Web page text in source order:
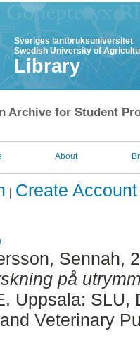
Sveriges lantbruksuniversitet
Swedish University of
Library
Archive for Student
About
Create Account
Sennah,
på
Uppsala: SLU,
and Veterinary